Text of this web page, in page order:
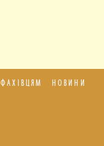
ФАХІВЦЯМ
НОВИНИ